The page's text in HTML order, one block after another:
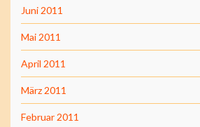
Juni 2011
Mai 2011
April 2011
März 2011
Februar 2011